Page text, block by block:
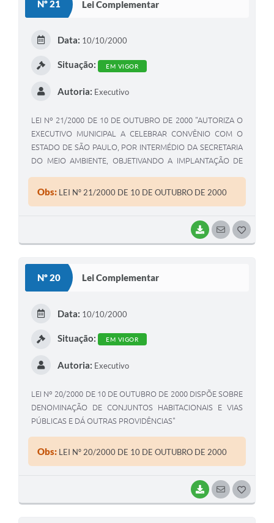
Nº 21 Lei Complementar
BAIXARSEGUIR
Data: 10/10/2000
Situação: EM VIGOR
Autoria: Executivo
LEI Nº 21/2000 DE 10 DE OUTUBRO DE 2000 "AUTORIZA O
EXECUTIVO MUNICIPAL A CELEBRAR CONVÊNIO COM O
ESTADO DE SÃO PAULO, POR INTERMÉDIO DA SECRETARIA
DO MEIO AMBIENTE, OBJETIVANDO A IMPLANTAÇÃO DE
Obs: LEI Nº 21/2000 DE 10 DE OUTUBRO DE 2000
Nº 20 Lei Complementar
BAIXARSEGUIR
Data: 10/10/2000
Situação: EM VIGOR
Autoria: Executivo
LEI Nº 20/2000 DE 10 DE OUTUBRO DE 2000 DISPÕE SOBRE
DENOMINAÇÃO DE CONJUNTOS HABITACIONAIS E VIAS
PÚBLICAS E DÁ OUTRAS PROVIDÊNCIAS"
Obs: LEI Nº 20/2000 DE 10 DE OUTUBRO DE 2000